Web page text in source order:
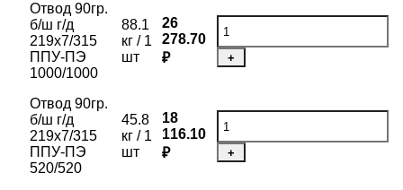
Отвод 90гр.
б/ш г/д
219х7/315
ППУ-ПЭ
1000/1000
88.1
кг / 1
шт
26
278.70
₽
+
Отвод 90гр.
б/ш г/д
219х7/315
ППУ-ПЭ
520/520
45.8
кг / 1
шт
18
116.10
₽
+